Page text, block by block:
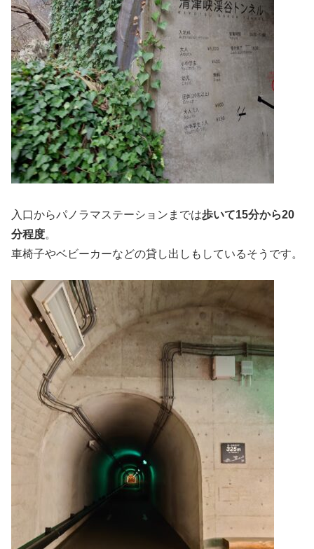
入口からパノラマステーションまでは歩いて15分から20
分程度。
車椅子やベビーカーなどの貸し出しもしているそうです。